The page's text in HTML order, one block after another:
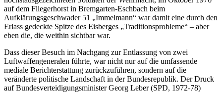
auf dem Fliegerhorst in Bremgarten-Eschbach beim
Aufklärungsgeschwader 51 „Immelmann“ war damit eine durch den
Erlass gedeckte Spitze des Eisberges „Traditionsprobleme“ – aber
eben die, die weithin sichtbar war.
Dass dieser Besuch im Nachgang zur Entlassung von zwei
Luftwaffengeneralen führte, war nicht nur auf die umfassende
mediale Berichterstattung zurückzuführen, sondern auf die
veränderte politische Landschaft in der Bundesrepublik. Der Druck
auf Bundesverteidigungsminister Georg Leber (SPD, 1972-78)